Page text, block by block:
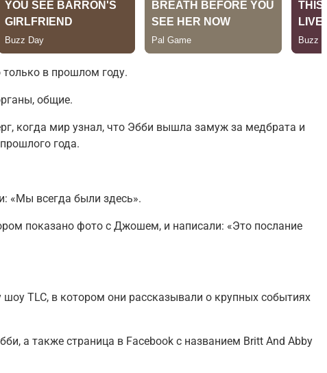
в прошлом году.
общие.
когда мир узнал, что Эбби вышла замуж за медбрата и
года.
«Мы всегда были здесь».
показано фото с Джошем, и написали: «Это послание
TLC, в котором они рассказывали о крупных событиях
а также страница в Facebook с названием Britt And Abby